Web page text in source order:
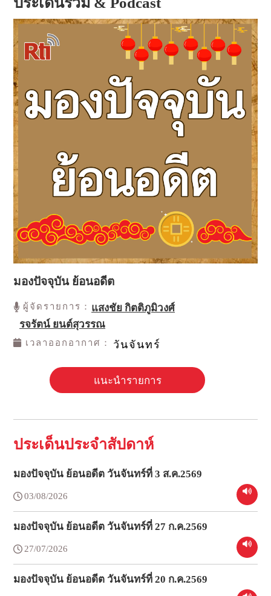
มองปัจจุบัน ย้อนอดีต
ผู้จัดรายการ： แสงชัย กิตติภูมิวงศ์
รจรัตน์ ยนต์สุวรรณ
เวลาออกอากาศ： วันจันทร์
แนะนำรายการ
ประเด็นประจำสัปดาห์
มองปัจจุบัน ย้อนอดีต วันจันทร์ที่ 3 ส.ค.2569
03/08/2026
มองปัจจุบัน ย้อนอดีต วันจันทร์ที่ 27 ก.ค.2569
27/07/2026
มองปัจจุบัน ย้อนอดีต วันจันทร์ที่ 20 ก.ค.2569